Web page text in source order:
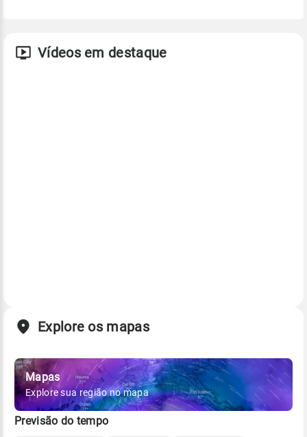
Vídeos em destaque
Explore os mapas
Mapas
Explore sua região no mapa
Previsão do tempo